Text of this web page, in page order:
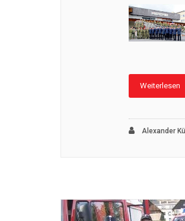
Weiterlesen
Alexander